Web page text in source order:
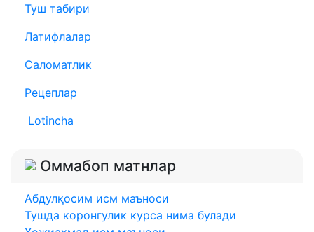
Туш табири
Латифлалар
Саломатлик
Рецеплар
Lotincha
Оммабоп матнлар
Абдулқосим исм маъноси
Тушда коронгулик курса нима булади